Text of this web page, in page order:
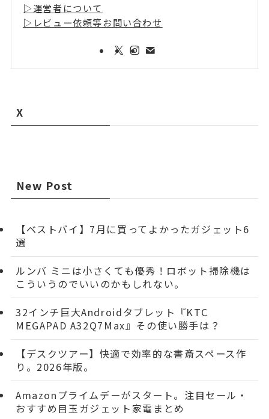
▷運営者について
▷レビュー依頼等お問い合わせ
X
New Post
【ベストバイ】7月に買ってよかったガジェット6
選
ルンバ ミニは小さくても優秀！ロボット掃除機は
こういうのでいいのかもしれない。
32インチ巨大Androidタブレット『KTC
MEGAPAD A32Q7Max』その使い勝手は？
【デスクツアー】快適で効率的な書斎スペース作
り。2026年版。
Amazonプライムデーがスタート。注目セール・
おすすめ目玉ガジェット家電まとめ